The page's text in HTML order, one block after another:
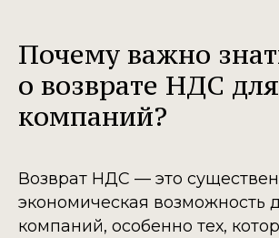
Почему важно
о возврате НДС для
компаний?
Возврат НДС — это
экономическая возможность
компаний, особенно тех,